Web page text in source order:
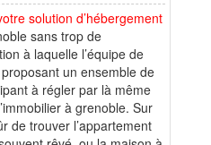
solution d’hébergement
sans trop de
à laquelle l’équipe de
un ensemble de
à régler par là même
à grenoble. Sur
de trouver l’appartement